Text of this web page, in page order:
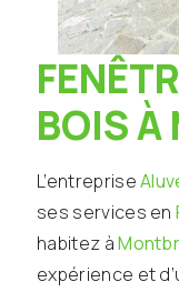
FENÊTRE MIXTE ALU
BOIS À
L’entreprise
ses services en
habitez à
expérience et